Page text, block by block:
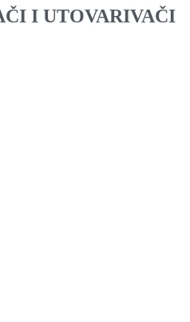
I UTOVARIVAČI